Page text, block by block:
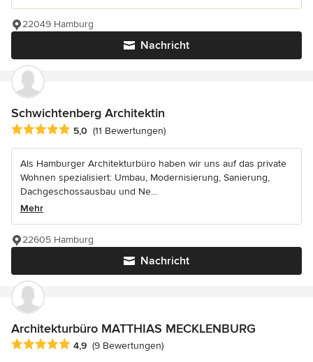
Nachricht
22049 Hamburg
Schwichtenberg Architektin
Durchschnittliche Bewertung: 5 von 5 Sternen
5,0 (11 Bewertungen)
Als Hamburger Architekturbüro haben wir uns auf das private
Wohnen spezialisiert: Umbau, Modernisierung, Sanierung,
Dachgeschossausbau und Ne...
Mehr
Nachricht
22605 Hamburg
Architekturbüro MATTHIAS MECKLENBURG
Durchschnittliche Bewertung: 4.9 von 5 Sternen
4,9 (9 Bewertungen)